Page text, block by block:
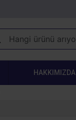
HAKKIMIZDA